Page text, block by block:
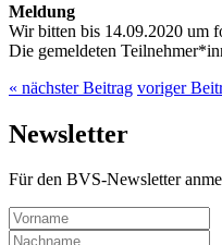
Meldung
Wir bitten bis 14.09.2020 um
Die gemeldeten
« nächster Beitrag voriger
Newsletter
Für den BVS-Newsletter